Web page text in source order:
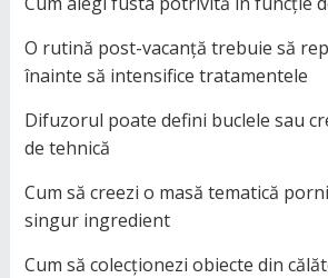
O rutină post-vacanță trebuie să
înainte să intensifice tratamentele
Difuzorul poate defini buclele sau
de tehnică
Cum să creezi o masă tematică
singur ingredient
Cum să colecționezi obiecte din